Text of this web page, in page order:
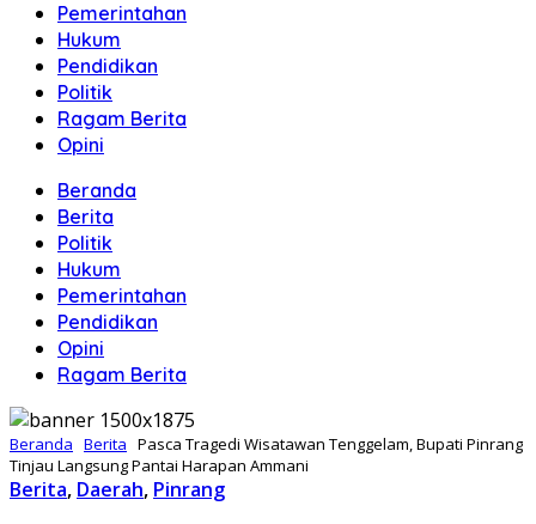
Pemerintahan
Hukum
Pendidikan
Politik
Ragam Berita
Opini
Beranda
Berita
Politik
Hukum
Pemerintahan
Pendidikan
Opini
Ragam Berita
Beranda Berita Pasca Tragedi Wisatawan Tenggelam, Bupati Pinrang
Tinjau Langsung Pantai Harapan Ammani
Berita, Daerah, Pinrang